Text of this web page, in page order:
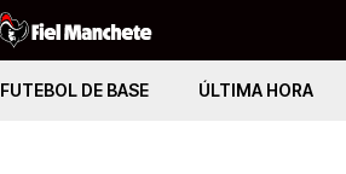
FUTEBOL DE BASE ÚLTIMA HORA